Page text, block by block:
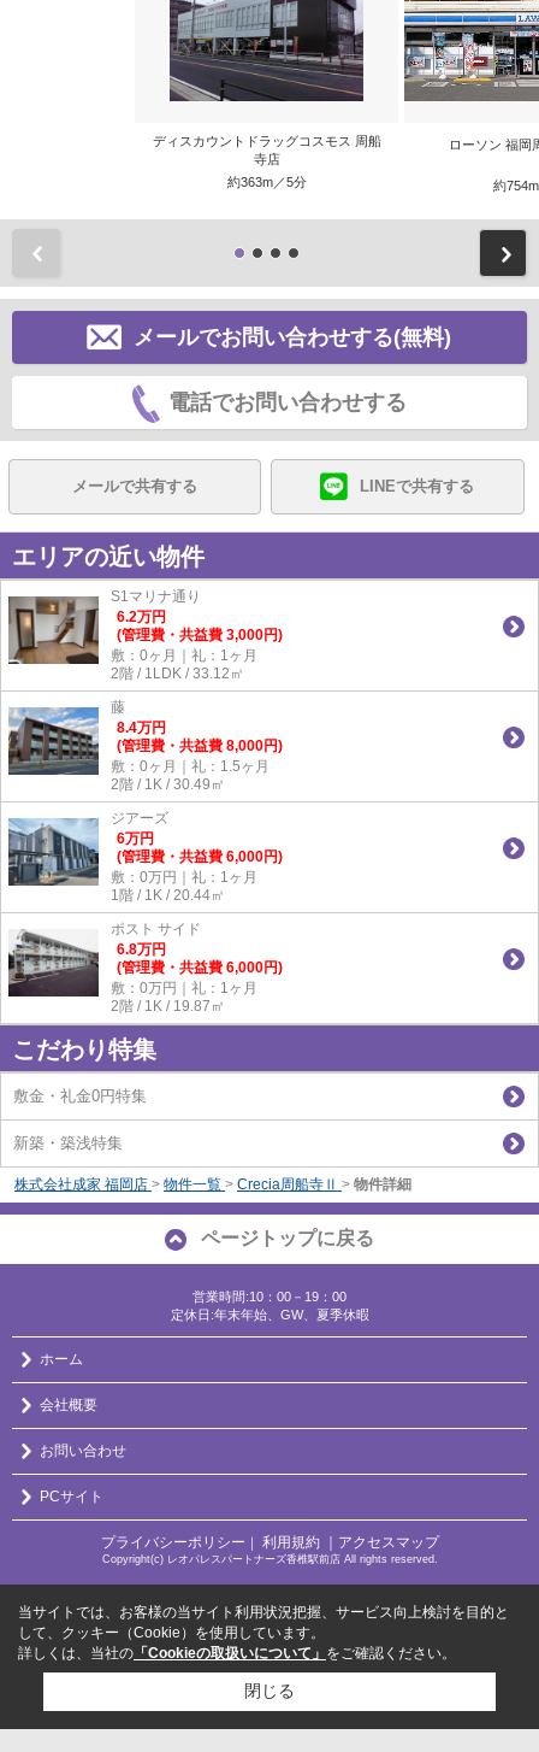
ディスカウントドラッグコスモス 周船
寺店
約363m／5分
ローソン 福岡
約
メールでお問い合わせする(無料)
電話でお問い合わせする
メールで共有する LINEで共有する
エリアの近い物件
S1マリナ通り
6.2万円
(管理費・共益費 3,000円)
敷：0ヶ月｜礼：1ヶ月
2階 / 1LDK / 33.12㎡
藤
8.4万円
(管理費・共益費 8,000円)
敷：0ヶ月｜礼：1.5ヶ月
2階 / 1K / 30.49㎡
ジアーズ
6万円
(管理費・共益費 6,000円)
敷：0万円｜礼：1ヶ月
1階 / 1K / 20.44㎡
ポスト サイド
6.8万円
(管理費・共益費 6,000円)
敷：0万円｜礼：1ヶ月
2階 / 1K / 19.87㎡
こだわり特集
敷金・礼金0円特集
新築・築浅特集
株式会社成家 福岡店 > 物件一覧 > Crecia周船寺Ⅱ > 物件詳細
ページトップに戻る
営業時間:10：00－19：00
定休日:年末年始、GW、夏季休暇
ホーム
会社概要
お問い合わせ
PCサイト
プライバシーポリシー ｜ 利用規約 ｜アクセスマップ
Copyright(c) レオパレスパートナーズ香椎駅前店 All rights reserved.
当サイトでは、お客様の当サイト利用状況把握、サービス向上検討を目的と
して、クッキー（Cookie）を使用しています。
詳しくは、当社の 「Cookieの取扱いについて」 をご確認ください。
閉じる